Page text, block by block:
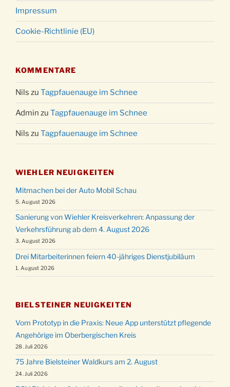
Impressum
Cookie-Richtlinie (EU)
KOMMENTARE
Nils zu Tagpfauenauge im Schnee
Admin zu Tagpfauenauge im Schnee
Nils zu Tagpfauenauge im Schnee
WIEHLER NEUIGKEITEN
Mitmachen bei der Auto Mobil Schau
5. August 2026
Sanierung von Wiehler Kreisverkehren: Anpassung der
Verkehrsführung ab dem 4. August 2026
3. August 2026
Drei Mitarbeiterinnen feiern 40-jähriges Dienstjubiläum
1. August 2026
BIELSTEINER NEUIGKEITEN
Vom Prototyp in die Praxis: Neue App unterstützt pflegende
Angehörige im Oberbergischen Kreis
28. Juli 2026
75 Jahre Bielsteiner Waldkurs am 2. August
24. Juli 2026